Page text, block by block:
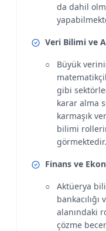
da dahil
Veri Bilimi ve
Büyük
gibi
karar alma
karmaşık
bilimi
görmektedir.
Finans ve
Aktüerya
alanındaki
çözme